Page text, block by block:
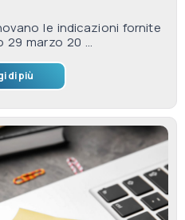
le indicazioni fornite
29 marzo 20 ...
di più